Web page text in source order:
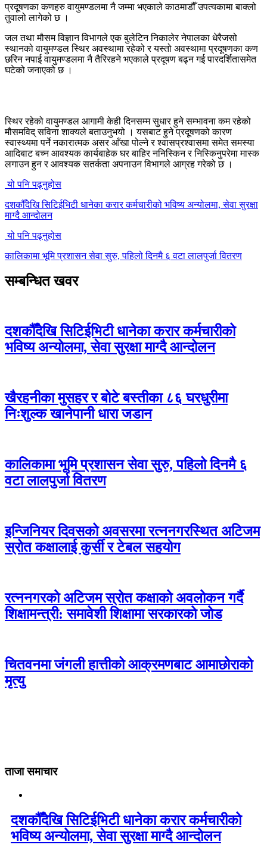
प्रदूषणका कणहरु वायुमण्डलमा नै जम्मा भएकाले काठमाडौँ उपत्यकामा बाक्लो
तुवालो लागेको छ ।
जल तथा मौसम विज्ञान विभागले एक बुलेटिन निकालेर नेपालका धेरैजसो
स्थानको वायुमण्डल स्थिर अवस्थामा रहेको र यस्तो अवस्थामा प्रदूषणका कण
छरिन नपाई वायुमण्डलमा नै तैरिरहने भएकाले प्रदूषण बढ्न गई पारदर्शितासमेत
घटेको जनाएको छ ।
स्थिर रहेको वायुमण्डल आगामी केही दिनसम्म सुधार हुने सम्भावना कम रहेको
मौसमविद् सविना शाक्यले बताउनुभयो । यसबाट हुने प्रदूषणको कारण
स्वास्थ्यमा पर्ने नकारात्मक असर आँखा पोल्ने र श्वासप्रश्वासमा समेत समस्या
आदिबाट बच्न आवश्यक कार्यबाहेक घर बाहिर ननिस्किन र निस्किनुपरेमा मास्क
लगाउन हुन र आवश्यक सतर्कता अपनाउन विभागले आग्रह गरेको छ ।
यो पनि पढ्नुहोस
दशकौँदेखि सिटिईभिटी धानेका करार कर्मचारीको भविष्य अन्योलमा, सेवा सुरक्षा
माग्दै आन्दोलन
यो पनि पढ्नुहोस
कालिकामा भूमि प्रशासन सेवा सुरु, पहिलो दिनमै ६ वटा लालपुर्जा वितरण
सम्बन्धित खवर
दशकौँदेखि सिटिईभिटी धानेका करार कर्मचारीको
भविष्य अन्योलमा, सेवा सुरक्षा माग्दै आन्दोलन
खैरहनीका मुसहर र बोटे बस्तीका ८६ घरधुरीमा
निःशुल्क खानेपानी धारा जडान
कालिकामा भूमि प्रशासन सेवा सुरु, पहिलो दिनमै ६
वटा लालपुर्जा वितरण
इन्जिनियर दिवसको अवसरमा रत्ननगरस्थित अटिजम
स्रोत कक्षालाई कुर्सी र टेबल सहयोग
रत्ननगरको अटिजम स्रोत कक्षाको अवलोकन गर्दै
शिक्षामन्त्री: समावेशी शिक्षामा सरकारको जोड
चितवनमा जंगली हात्तीको आक्रमणबाट आमाछोराको
मृत्यु
ताजा समाचार
दशकौँदेखि सिटिईभिटी धानेका करार कर्मचारीको
भविष्य अन्योलमा, सेवा सुरक्षा माग्दै आन्दोलन